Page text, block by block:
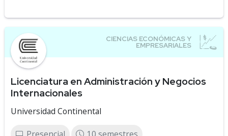
Licenciatura en Administración y Negocios
Internacionales
Universidad Continental